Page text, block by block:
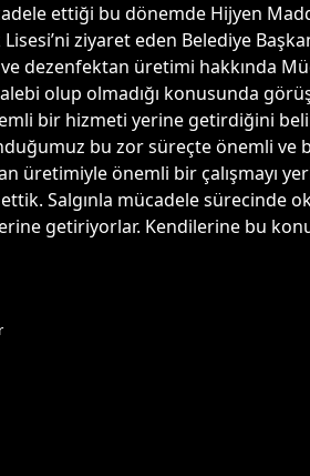
ettiği bu dönemde Hijyen
ziyaret eden Belediye
dezenfektan üretimi hakkında
olup olmadığı konusunda
bir hizmeti yerine getirdiğini
bu zor süreçte önemli ve
üretimiyle önemli bir çalışmayı
Salgınla mücadele
getiriyorlar. Kendilerine bu